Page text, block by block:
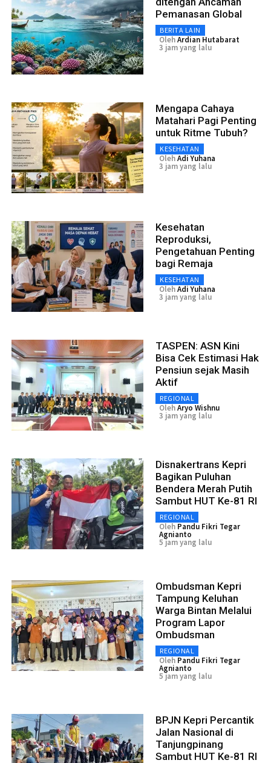
Pemanasan Global
BERITA LAIN
OlehArdian Hutabarat
3 jam yang lalu
Mengapa Cahaya
Matahari Pagi Penting
untuk Ritme Tubuh?
KESEHATAN
OlehAdi Yuhana
3 jam yang lalu
Kesehatan
Reproduksi,
Pengetahuan Penting
bagi Remaja
KESEHATAN
OlehAdi Yuhana
3 jam yang lalu
TASPEN: ASN Kini
Bisa Cek Estimasi Hak
Pensiun sejak Masih
Aktif
REGIONAL
OlehAryo Wishnu
3 jam yang lalu
Disnakertrans Kepri
Bagikan Puluhan
Bendera Merah Putih
Sambut HUT Ke-81 RI
REGIONAL
Oleh Pandu Fikri Tegar
Agnianto
5 jam yang lalu
Ombudsman Kepri
Tampung Keluhan
Warga Bintan Melalui
Program Lapor
Ombudsman
REGIONAL
Oleh Pandu Fikri Tegar
Agnianto
5 jam yang lalu
BPJN Kepri Percantik
Jalan Nasional di
Tanjungpinang
Sambut HUT Ke-81 RI